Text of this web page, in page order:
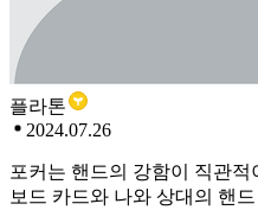
플라톤
2024.07.26
포커는 핸드의 강함이 직관
보드 카드와 나와 상대의 핸